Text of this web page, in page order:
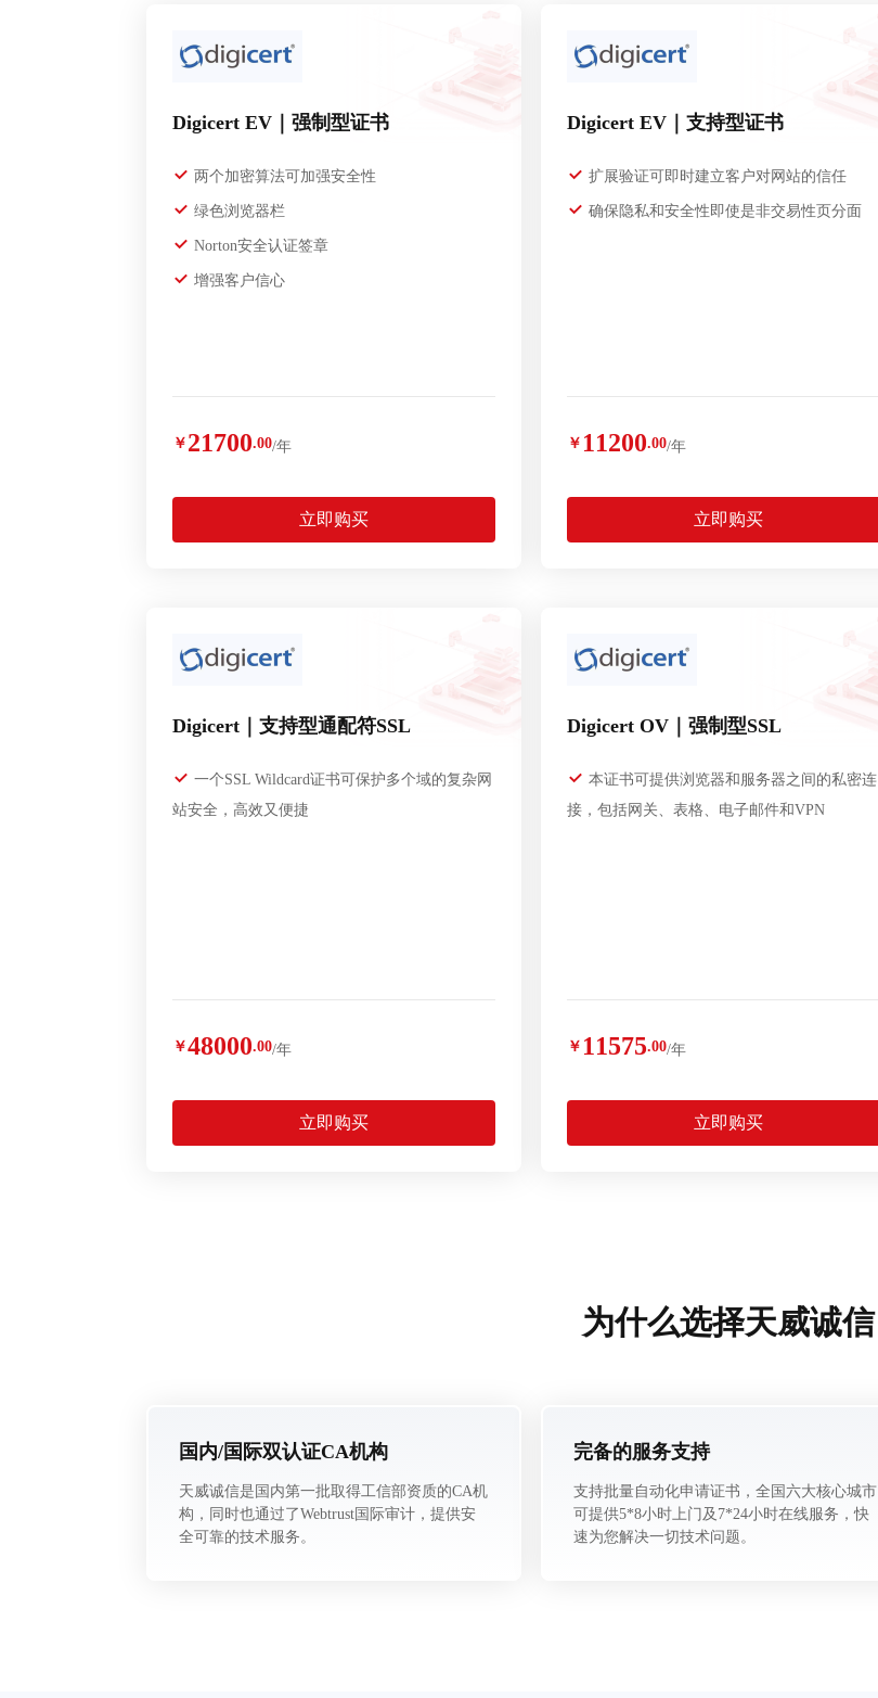
Digicert EV｜强制型证书
两个加密算法可加强安全性
绿色浏览器栏
Norton安全认证签章
增强客户信心
￥ 21700.00/年
立即购买
Digicert EV｜支持型证书
扩展验证可即时建立客户对网站的信任
确保隐私和安全性即使是非交易性页分面
￥ 11200.00/年
立即购买
Digicert｜支持型通配符SSL
一个SSL Wildcard证书可保护多个域的复杂网
站安全，高效又便捷
￥48000.00/年
立即购买
Digicert OV｜强制型SSL
本证书可提供浏览器和服务器之间的私密连
接，包括网关、表格、电子邮件和VPN
￥ 11575.00/年
立即购买
为什么选择天威诚信
国内/国际双认证CA机构
天威诚信是国内第一批取得工信部资质的CA机
构，同时也通过了Webtrust国际审计，提供安
全可靠的技术服务。
完备的服务支持
支持批量自动化申请证书，全国六大核心城市
可提供5*8小时上门及7*24小时在线服务，快
速为您解决一切技术问题。